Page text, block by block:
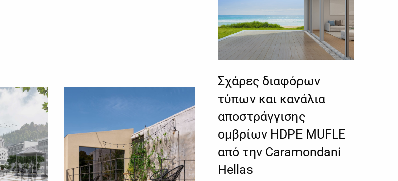
Σχάρες διαφόρων
τύπων και κανάλια
αποστράγγισης
ομβρίων HDPE MUFLE
από την Caramondani
Hellas